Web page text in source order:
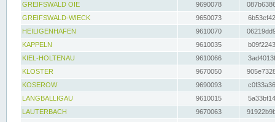
GREIFSWALD OIE
9690078
GREIFSWALD-WIECK
9650073
HEILIGENHAFEN
9610070
KAPPELN
9610035
KIEL-HOLTENAU
9610066
KLOSTER
9670050
KOSEROW
9690093
LANGBALLIGAU
9610015
LAUTERBACH
9670063